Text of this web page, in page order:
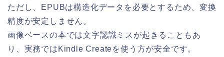
ただし、EPUBは構造化データを必要とするため、変換
精度が安定しません。
画像ベースの本では文字認識ミスが起きることもあ
り、実務ではKindle Createを使う方が安全です。